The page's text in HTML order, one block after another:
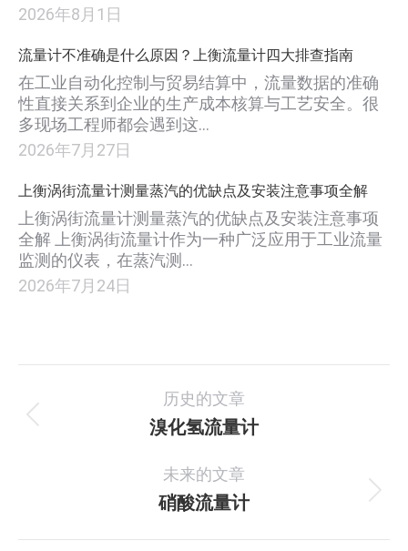
2026年8月1日
流量计不准确是什么原因？上衡流量计四大排查指南
在工业自动化控制与贸易结算中，流量数据的准确
性直接关系到企业的生产成本核算与工艺安全。很
多现场工程师都会遇到这…
2026年7月27日
上衡涡街流量计测量蒸汽的优缺点及安装注意事项全解
上衡涡街流量计测量蒸汽的优缺点及安装注意事项
全解 上衡涡街流量计作为一种广泛应用于工业流量
监测的仪表，在蒸汽测…
2026年7月24日
目
历史的文章
上
个
项
溴化氢流量计
未来的文章
下
硝酸流量计